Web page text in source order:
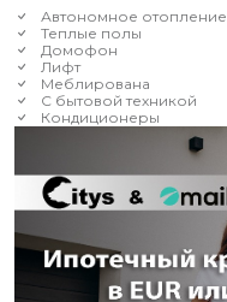
Автономное отопление
Теплые полы
Домофон
Лифт
Меблирована
С бытовой техникой
Кондиционеры